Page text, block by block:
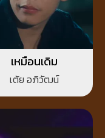
เหมือนเดิม
เต้ย อภิวัฒน์